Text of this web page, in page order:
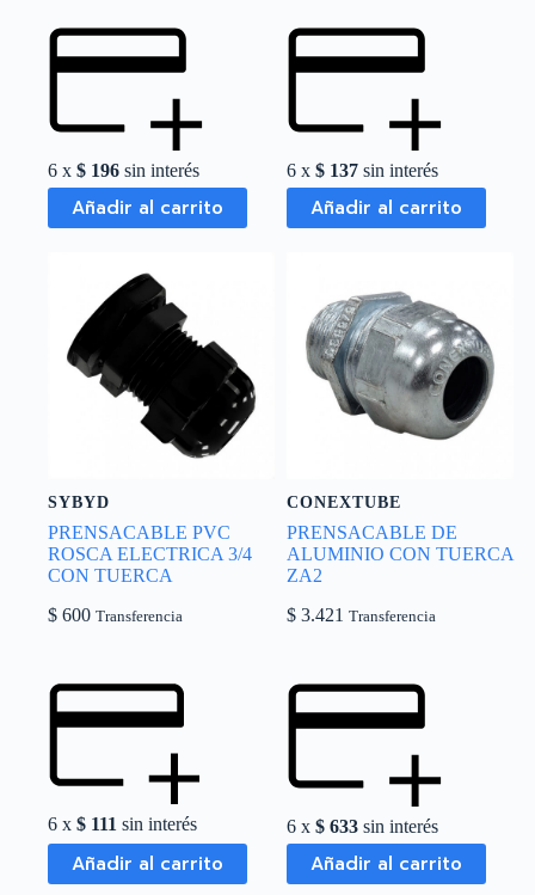
6 x $ 196 sin interés
Añadir al carrito
6 x$ 137 sin interés
Añadir al carrito
SYBYD
PRENSACABLE PVC
ROSCA ELECTRICA 3/4
CON TUERCA
$ 600 Transferencia
6 x $ 111 sin interés
Añadir al carrito
CONEXTUBE
PRENSACABLE DE
ALUMINIO CON TUERCA
ZA2
$ 3.421 Transferencia
6 x$ 633 sin interés
Añadir al carrito